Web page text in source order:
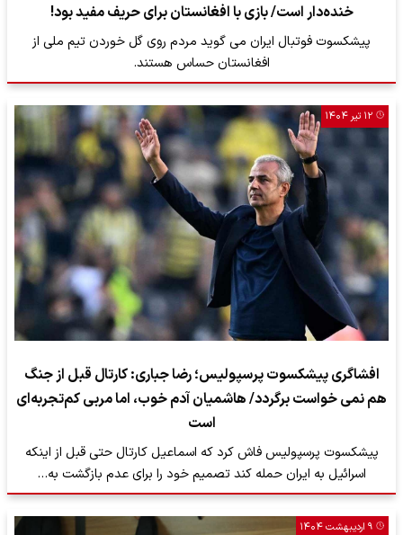
خنده‌دار است/ بازی با افغانستان برای حریف مفید بود!
پیشکسوت فوتبال ایران می گوید مردم روی گل خوردن تیم ملی از
افغانستان حساس هستند.
۱۲ تیر ۱۴۰۴
افشاگری پیشکسوت پرسپولیس؛ رضا جباری: کارتال قبل از جنگ
هم نمی خواست برگردد/ هاشمیان آدم خوب، اما مربی کم‌تجربه‌ای
است
پیشکسوت پرسپولیس فاش کرد که اسماعیل کارتال حتی قبل از اینکه
اسرائیل به ایران حمله کند تصمیم خود را برای عدم بازگشت به…
۹ اردیبهشت ۱۴۰۴